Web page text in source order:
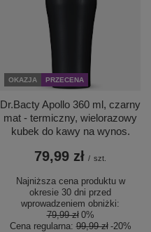
OKAZJA PRZECENA
Dr.Bacty Apollo 360 ml, czarny
mat - termiczny, wielorazowy
kubek do kawy na wynos.
79,99 zł / szt.
Najniższa cena produktu w
okresie 30 dni przed
wprowadzeniem obniżki:
79,99 zł 0%
Cena regularna:99,99 zł -20%